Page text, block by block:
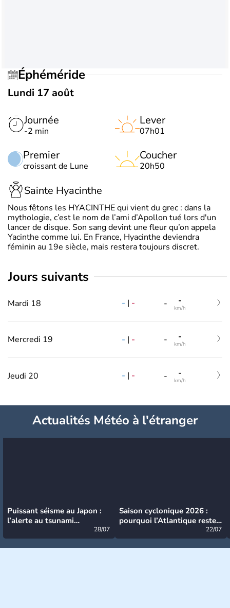
Éphéméride
Lundi 17 août
Journée
-2 min
Premier
croissant de Lune
Lever
07h01
Coucher
20h50
Sainte Hyacinthe
Nous fêtons les HYACINTHE qui vient du grec : dans la
mythologie, c’est le nom de l’ami d’Apollon tué lors d'un
lancer de disque. Son sang devint une fleur qu’on appela
Yacinthe comme lui. En France, Hyacinthe deviendra
féminin au 19e siècle, mais restera toujours discret.
jours suivants
Mardi 18 - | - - -
km/h
Mercredi 19 - | - - -
km/h
Jeudi 20 - | - - -
km/h
Actualités Météo à l'étranger
Puissant séisme au Japon :
l’alerte au tsunami
28/07
Saison cyclonique 2026 :
pourquoi l’Atlantique reste
22/07